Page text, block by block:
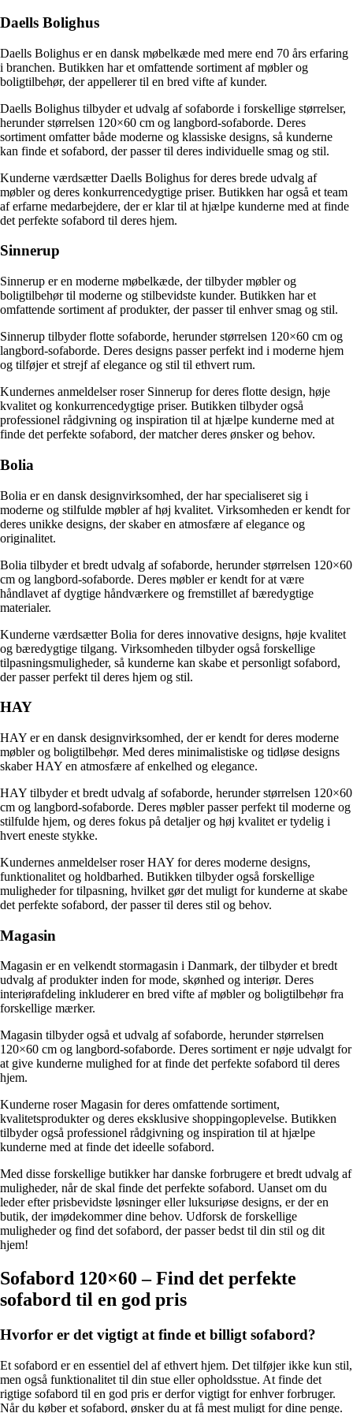
Daells Bolighus
Daells Bolighus er en dansk møbelkæde med mere end 70 års erfaring
i branchen. Butikken har et omfattende sortiment af møbler og
boligtilbehør, der appellerer til en bred vifte af kunder.
Daells Bolighus tilbyder et udvalg af sofaborde i forskellige størrelser,
herunder størrelsen 120×60 cm og langbord-sofaborde. Deres
sortiment omfatter både moderne og klassiske designs, så kunderne
kan finde et sofabord, der passer til deres individuelle smag og stil.
Kunderne værdsætter Daells Bolighus for deres brede udvalg af
møbler og deres konkurrencedygtige priser. Butikken har også et team
af erfarne medarbejdere, der er klar til at hjælpe kunderne med at finde
det perfekte sofabord til deres hjem.
Sinnerup
Sinnerup er en moderne møbelkæde, der tilbyder møbler og
boligtilbehør til moderne og stilbevidste kunder. Butikken har et
omfattende sortiment af produkter, der passer til enhver smag og stil.
Sinnerup tilbyder flotte sofaborde, herunder størrelsen 120×60 cm og
langbord-sofaborde. Deres designs passer perfekt ind i moderne hjem
og tilføjer et strejf af elegance og stil til ethvert rum.
Kundernes anmeldelser roser Sinnerup for deres flotte design, høje
kvalitet og konkurrencedygtige priser. Butikken tilbyder også
professionel rådgivning og inspiration til at hjælpe kunderne med at
finde det perfekte sofabord, der matcher deres ønsker og behov.
Bolia
Bolia er en dansk designvirksomhed, der har specialiseret sig i
moderne og stilfulde møbler af høj kvalitet. Virksomheden er kendt for
deres unikke designs, der skaber en atmosfære af elegance og
originalitet.
Bolia tilbyder et bredt udvalg af sofaborde, herunder størrelsen 120×60
cm og langbord-sofaborde. Deres møbler er kendt for at være
håndlavet af dygtige håndværkere og fremstillet af bæredygtige
materialer.
Kunderne værdsætter Bolia for deres innovative designs, høje kvalitet
og bæredygtige tilgang. Virksomheden tilbyder også forskellige
tilpasningsmuligheder, så kunderne kan skabe et personligt sofabord,
der passer perfekt til deres hjem og stil.
HAY
HAY er en dansk designvirksomhed, der er kendt for deres moderne
møbler og boligtilbehør. Med deres minimalistiske og tidløse designs
skaber HAY en atmosfære af enkelhed og elegance.
HAY tilbyder et bredt udvalg af sofaborde, herunder størrelsen 120×60
cm og langbord-sofaborde. Deres møbler passer perfekt til moderne og
stilfulde hjem, og deres fokus på detaljer og høj kvalitet er tydelig i
hvert eneste stykke.
Kundernes anmeldelser roser HAY for deres moderne designs,
funktionalitet og holdbarhed. Butikken tilbyder også forskellige
muligheder for tilpasning, hvilket gør det muligt for kunderne at skabe
det perfekte sofabord, der passer til deres stil og behov.
Magasin
Magasin er en velkendt stormagasin i Danmark, der tilbyder et bredt
udvalg af produkter inden for mode, skønhed og interiør. Deres
interiørafdeling inkluderer en bred vifte af møbler og boligtilbehør fra
forskellige mærker.
Magasin tilbyder også et udvalg af sofaborde, herunder størrelsen
120×60 cm og langbord-sofaborde. Deres sortiment er nøje udvalgt for
at give kunderne mulighed for at finde det perfekte sofabord til deres
hjem.
Kunderne roser Magasin for deres omfattende sortiment,
kvalitetsprodukter og deres eksklusive shoppingoplevelse. Butikken
tilbyder også professionel rådgivning og inspiration til at hjælpe
kunderne med at finde det ideelle sofabord.
Med disse forskellige butikker har danske forbrugere et bredt udvalg af
muligheder, når de skal finde det perfekte sofabord. Uanset om du
leder efter prisbevidste løsninger eller luksuriøse designs, er der en
butik, der imødekommer dine behov. Udforsk de forskellige
muligheder og find det sofabord, der passer bedst til din stil og dit
hjem!
Sofabord 120×60 – Find det perfekte
sofabord til en god pris
Hvorfor er det vigtigt at finde et billigt sofabord?
Et sofabord er en essentiel del af ethvert hjem. Det tilføjer ikke kun stil,
men også funktionalitet til din stue eller opholdsstue. At finde det
rigtige sofabord til en god pris er derfor vigtigt for enhver forbruger.
Når du køber et sofabord, ønsker du at få mest muligt for dine penge.